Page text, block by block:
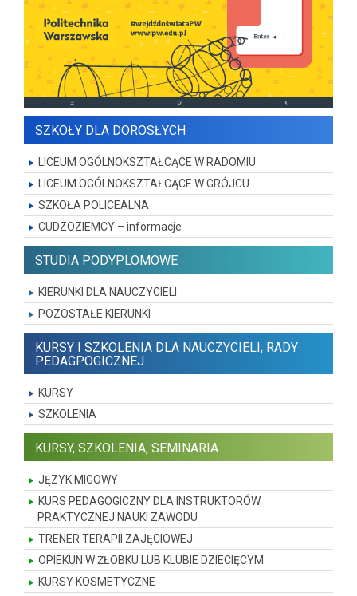
SZKOŁY DLA DOROSŁYCH
LICEUM OGÓLNOKSZTAŁCĄCE W RADOMIU
LICEUM OGÓLNOKSZTAŁCĄCE W GRÓJCU
SZKOŁA POLICEALNA
CUDZOZIEMCY – informacje
STUDIA PODYPLOMOWE
KIERUNKI DLA NAUCZYCIELI
POZOSTAŁE KIERUNKI
KURSY I SZKOLENIA DLA NAUCZYCIELI, RADY
PEDAGPOGICZNEJ
KURSY
SZKOLENIA
KURSY, SZKOLENIA, SEMINARIA
JĘZYK MIGOWY
KURS PEDAGOGICZNY DLA INSTRUKTORÓW
PRAKTYCZNEJ NAUKI ZAWODU
TRENER TERAPII ZAJĘCIOWEJ
OPIEKUN W ŻŁOBKU LUB KLUBIE DZIECIĘCYM
KURSY KOSMETYCZNE